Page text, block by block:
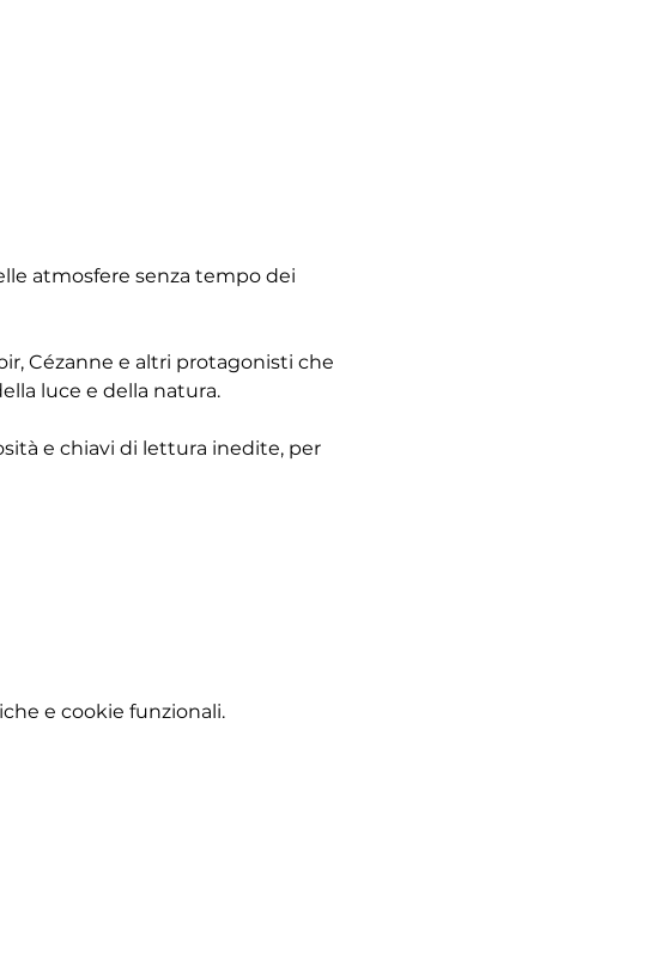
atmosfere senza tempo dei
Cézanne e altri protagonisti che
luce e della natura.
e chiavi di lettura inedite, per
e cookie funzionali.